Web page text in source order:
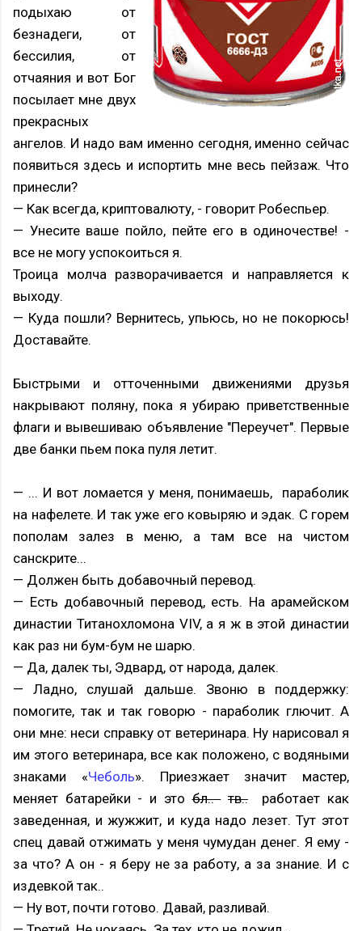
подыхаю от
безнадеги, от
бессилия, от
отчаяния и вот Бог
посылает мне двух
прекрасных
ангелов. И надо вам именно сегодня, именно сейчас
появиться здесь и испортить мне весь пейзаж. Что
принесли?
— Как всегда, криптовалюту, - говорит Робеспьер.
— Унесите ваше пойло, пейте его в одиночестве! -
все не могу успокоиться я.
Троица молча разворачивается и направляется к
выходу.
— Куда пошли? Вернитесь, упьюсь, но не покорюсь!
Доставайте.
Быстрыми и отточенными движениями друзья
накрывают поляну, пока я убираю приветственные
флаги и вывешиваю объявление "Переучет". Первые
две банки пьем пока пуля летит.
— ... И вот ломается у меня, понимаешь, параболик
на нафелете. И так уже его ковыряю и эдак. С горем
пополам залез в меню, а там все на чистом
санскрите...
— Должен быть добавочный перевод.
— Есть добавочный перевод, есть. На арамейском
династии Титанохломона VIV, а я ж в этой династии
как раз ни бум-бум не шарю.
— Да, далек ты, Эдвард, от народа, далек.
— Ладно, слушай дальше. Звоню в поддержку:
помогите, так и так говорю - параболик глючит. А
они мне: неси справку от ветеринара. Ну нарисовал я
им этого ветеринара, все как положено, с водяными
знаками «Чеболь». Приезжает значит мастер,
меняет батарейки - и этобл.. тв..работает как
заведенная, и жужжит, и куда надо лезет. Тут этот
спец давай отжимать у меня чумудан денег. Я ему -
за что? А он - я беру не за работу, а за знание. И с
издевкой так..
— Ну вот, почти готово. Давай, разливай.